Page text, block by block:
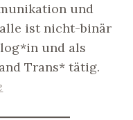
und
ist nicht-binär
und als
Trans* tätig.